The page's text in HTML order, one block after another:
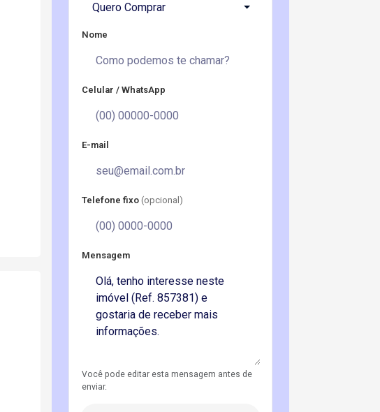
Quero Comprar
Nome
Celular / WhatsApp
E-mail
Telefone fixo (opcional)
Mensagem
Você pode editar esta mensagem antes de
enviar.